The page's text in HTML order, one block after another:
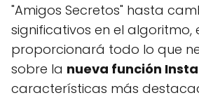
"Amigos Secretos" hasta
significativos en el algoritmo,
proporcionará todo lo que
sobre la nueva función
características más